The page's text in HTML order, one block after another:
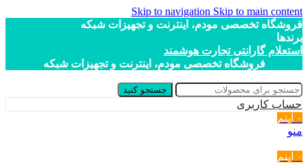
Skip to navigation Skip to main content
فروشگاه تخصصی مودم، اینترنت و تجهیزات شبکه
برندها
استعلام گارانتی تجارت هوشمند
فروشگاه تخصصی مودم، اینترنت و تجهیزات شبکه
جستجو کنید
حساب کاربری
۰
آیتم
منو
۰
آیتم